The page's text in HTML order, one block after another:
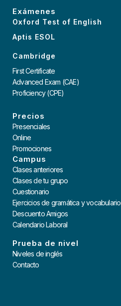
Exámenes
Oxford Test of English
Aptis ESOL
Cambridge
First Certificate
Advanced Exam (CAE)
Proficiency (CPE)
Precios
Presenciales
Online
Promociones
Campus
Clases anteriores
Clases de tu grupo
Cuestionario
Ejercicios de gramática y vocabulario
Descuento Amigos
Calendario Laboral
Prueba de nivel
Niveles de inglés
Contacto